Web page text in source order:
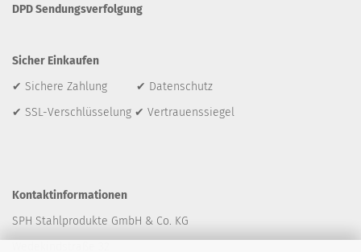
DPD Sendungsverfolgung
Sicher Einkaufen
✔ Sichere Zahlung ✔ Datenschutz
✔ SSL-Verschlüsselung ✔ Vertrauenssiegel
Kontaktinformationen
SPH Stahlprodukte GmbH & Co. KG